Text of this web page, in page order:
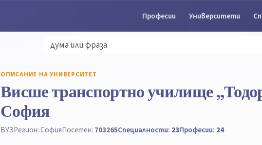
Професии Университети
ОПИСАНИЕ НА УНИВЕРСИТЕТ
Висше транспортно училище
София
ВУЗРегион: СофияПосетен: 703265Специалности: 23Професии: 24